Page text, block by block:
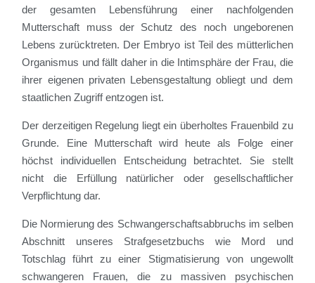
der gesamten Lebensführung einer nachfolgenden
Mutterschaft muss der Schutz des noch ungeborenen
Lebens zurücktreten. Der Embryo ist Teil des mütterlichen
Organismus und fällt daher in die Intimsphäre der Frau, die
ihrer eigenen privaten Lebensgestaltung obliegt und dem
staatlichen Zugriff entzogen ist.
Der derzeitigen Regelung liegt ein überholtes Frauenbild zu
Grunde. Eine Mutterschaft wird heute als Folge einer
höchst individuellen Entscheidung betrachtet. Sie stellt
nicht die Erfüllung natürlicher oder gesellschaftlicher
Verpflichtung dar.
Die Normierung des Schwangerschaftsabbruchs im selben
Abschnitt unseres Strafgesetzbuchs wie Mord und
Totschlag führt zu einer Stigmatisierung von ungewollt
schwangeren Frauen, die zu massiven psychischen